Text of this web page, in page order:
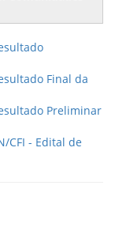
Final da
Preliminar
CFI - Edital de